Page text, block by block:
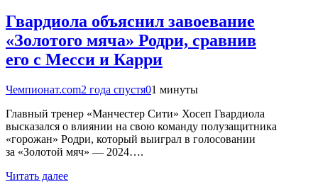
Гвардиола объяснил завоевание
«Золотого мяча» Родри, сравнив
его с Месси и Карри
Чемпионат.com2 года спустя01 минуты
Главный тренер «Манчестер Сити» Хосеп Гвардиола
высказался о влиянии на свою команду полузащитника
«горожан» Родри, который выиграл в голосовании
за «Золотой мяч» — 2024….
Читать далее